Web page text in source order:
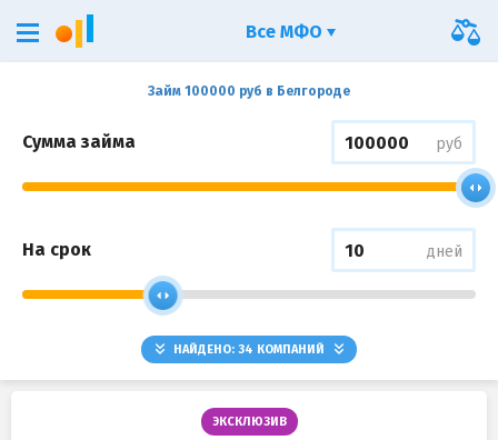
Займ 100000 руб в Белгороде
Сумма займа руб
На срок дней
НАЙДЕНО: 34 КОМПАНИЙ
ЭКСКЛЮЗИВ
Все МФО